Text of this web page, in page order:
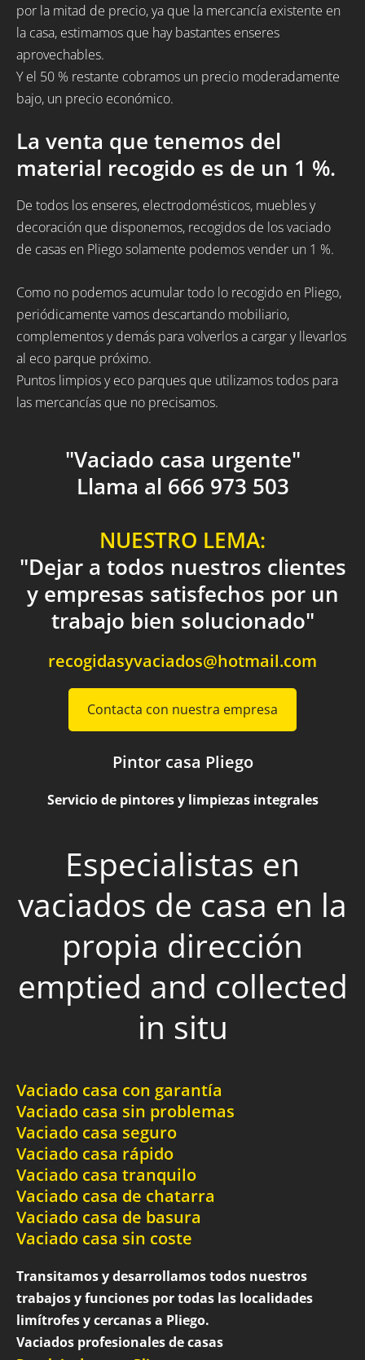
por la mitad de precio, ya que la mercancía existente en
la casa, estimamos que hay bastantes enseres
aprovechables.
Y el 50 % restante cobramos un precio moderadamente
bajo, un precio económico.
La venta que tenemos del
material recogido es de un 1 %.
De todos los enseres, electrodomésticos, muebles y
decoración que disponemos, recogidos de los vaciado
de casas en Pliego solamente podemos vender un 1 %.
Como no podemos acumular todo lo recogido en Pliego,
periódicamente vamos descartando mobiliario,
complementos y demás para volverlos a cargar y llevarlos
al eco parque próximo.
Puntos limpios y eco parques que utilizamos todos para
las mercancías que no precisamos.
"Vaciado casa urgente"
Llama al 666 973 503
NUESTRO LEMA:
"Dejar a todos nuestros clientes
y empresas satisfechos por un
trabajo bien solucionado"
recogidasyvaciados@hotmail.com
Contacta con nuestra empresa
Pintor casa Pliego
Servicio de pintores y limpiezas integrales
Especialistas en
vaciados de casa en la
propia dirección
emptied and collected
in situ
Vaciado casa con garantía
Vaciado casa sin problemas
Vaciado casa seguro
Vaciado casa rápido
Vaciado casa tranquilo
Vaciado casa de chatarra
Vaciado casa de basura
Vaciado casa sin coste
Transitamos y desarrollamos todos nuestros
trabajos y funciones por todas las localidades
limítrofes y cercanas a Pliego.
Vaciados profesionales de casas